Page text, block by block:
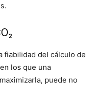
fiabilidad del cálculo de
los que una
puede no